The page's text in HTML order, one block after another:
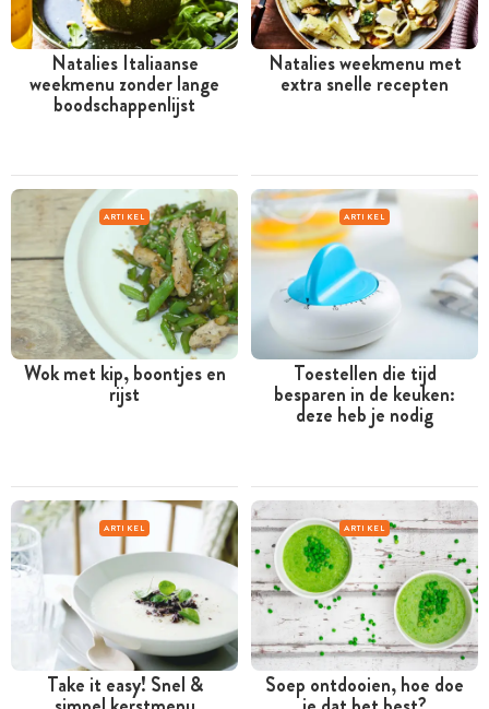
Natalies Italiaanse
weekmenu zonder lange
boodschappenlijst
Natalies weekmenu met
extra snelle recepten
ARTIKEL
Wok met kip, boontjes en
rijst
ARTIKEL
Toestellen die tijd
besparen in de keuken:
deze heb je nodig
ARTIKEL
Take it easy! Snel &
ARTIKEL
Soep ontdooien, hoe doe